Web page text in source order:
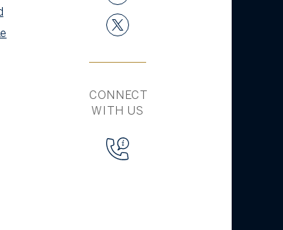
CONNECT
WITH US